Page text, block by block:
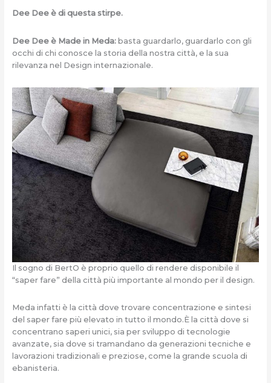
Dee Dee è di questa stirpe.
Dee Dee è Made in Meda: basta guardarlo, guardarlo con gli
occhi di chi conosce la storia della nostra città, e la sua
rilevanza nel Design internazionale.
Il sogno di BertO è proprio quello di rendere disponibile il
“saper fare” della città più importante al mondo per il design.
Meda infatti è la città dove trovare concentrazione e sintesi
del saper fare più elevato in tutto il mondo.È la città dove si
concentrano saperi unici, sia per sviluppo di tecnologie
avanzate, sia dove si tramandano da generazioni tecniche e
lavorazioni tradizionali e preziose, come la grande scuola di
ebanisteria.